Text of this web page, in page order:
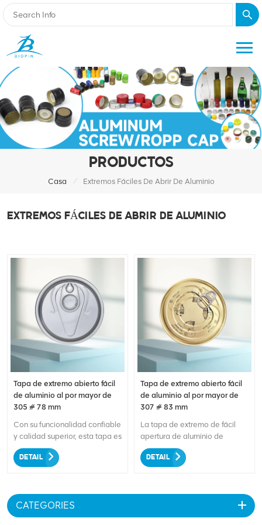
PRODUCTOS
Casa / Extremos Fáciles De Abrir De Aluminio
EXTREMOS FÁCILES DE ABRIR DE ALUMINIO
Tapa de extremo abierto fácil
de aluminio al por mayor de
305 # 78 mm
Con su funcionalidad confiable
y calidad superior, esta tapa es
perfecta para sellar una amplia
gama de contenedores. La
complicaciones a los
contenidos, lo que lo hace fácil
de usar para los consumidores.
DETAIL
Tapa de extremo abierto fácil
de aluminio al por mayor de
307 # 83 mm
La tapa de extremo de fácil
apertura de aluminio de
307#83 mm para alimentos
secos es una solución de
contenedores de productos
está hecha de aluminio liviano
DETAIL
CATEGORIES